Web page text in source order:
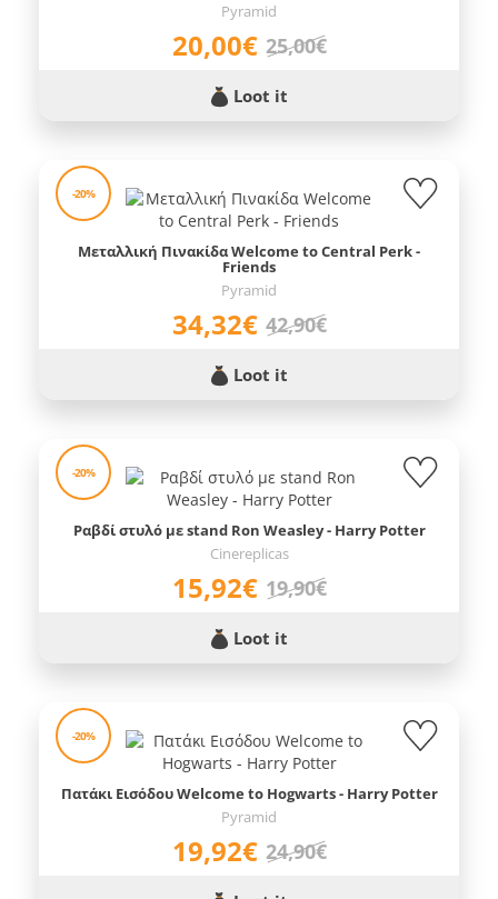
Pyramid
20,00€ 25,00€
Loot it
-20%
Μεταλλική Πινακίδα Welcome to Central Perk -
Friends
Pyramid
34,32€ 42,90€
Loot it
-20%
Ραβδί στυλό με stand Ron Weasley - Harry Potter
Cinereplicas
15,92€ 19,90€
Loot it
-20%
Πατάκι Εισόδου Welcome to Hogwarts - Harry Potter
Pyramid
19,92€ 24,90€